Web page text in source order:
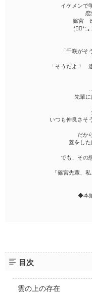
イケメンで
恋
篠宮
*ฺ✤ฺ*:.｡
「千咲がそ
「そうだよ！
先輩
いつも仲良さそ
だか
蓋をし
でも、その
「篠宮先輩、
◆本
目次
雲の上の存在